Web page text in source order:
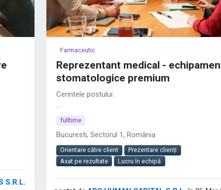
Tech
S.R.L.
Farmaceutic
Reprezentant medical -
stomatologice premium
Cerintele postului:
Studii superioare finalizate;
Abilități excelente de vânzare, negociere și
comunicare;
Abilități de prezentare și lucru în echipă, orientare
Inițiativă și disponibilitate pentru activitate de teren;
fulltime
Bucuresti, Sectorul 1, România
Orientare către client
Prezentare clienți
Axat pe rezultate
Lucru în echipă